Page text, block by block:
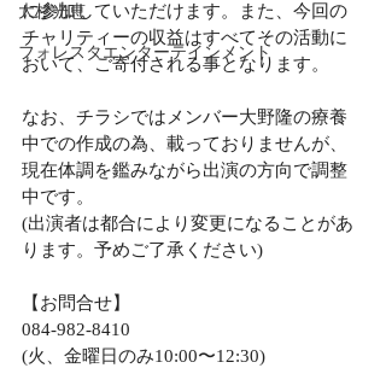
大杉光恵
フォレスタエンターテインメント
に参加していただけます。また、今回の
チャリティーの収益はすべてその活動に
おいて、ご寄付される事となります。
なお、チラシではメンバー大野隆の療養
中での作成の為、載っておりませんが、
現在体調を鑑みながら出演の方向で調整
中です。
(出演者は都合により変更になることがあ
ります。予めご了承ください)
【お問合せ】
084-982-8410
(火、金曜日のみ10:00〜12:30)